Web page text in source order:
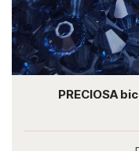
PRECIOSA